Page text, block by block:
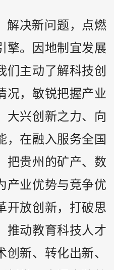
解决新问题，点燃
擎。因地制宜发展
们主动了解科技创
况，敏锐把握产业
大兴创新之力、向
，在融入服务全国
把贵州 的矿产、数
产业优势与竞争优
开放创新，打破思
推动教育科技人才
新、转化出新、